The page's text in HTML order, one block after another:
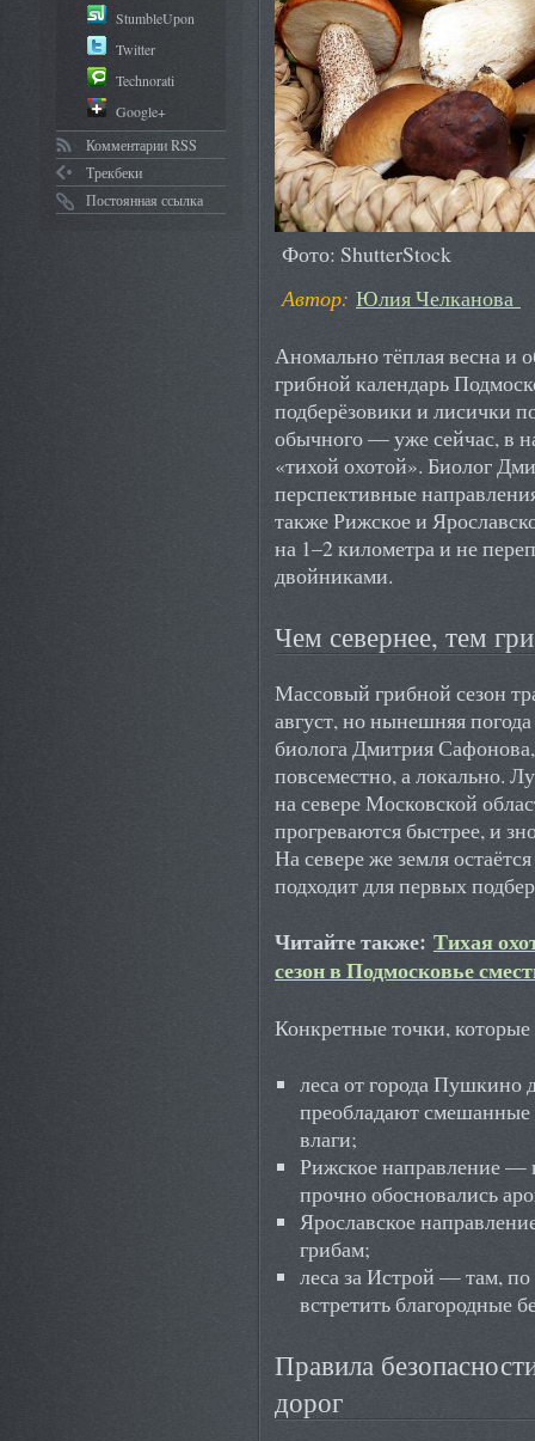
StumbleUpon
Twitter
Technorati
Google+
Комментарии RSS
Трекбеки
Постоянная ссылка
Фото: ShutterStock
Автор: Юлия Челканова
Аномально тёплая весна и
грибной календарь
подберёзовики и лисички
обычного — уже сейчас, в
«тихой охотой». Биолог
перспективные
также Рижское и
на 1–2 километра и не
двойниками.
Чем севернее, тем
Массовый грибной сезон
август, но нынешняя
биолога Дмитрия
повсеместно, а локально.
на севере Московской
прогреваются быстрее, и
На севере же земля
подходит для первых
Читайте также: Тихая
сезон в Подмосковье
Конкретные точки,
леса от города Пушкино
преобладают смешанные
влаги;
Рижское направление —
прочно обосновались
Ярославское
грибам;
леса за Истрой — там,
встретить благородные
Правила
дорог